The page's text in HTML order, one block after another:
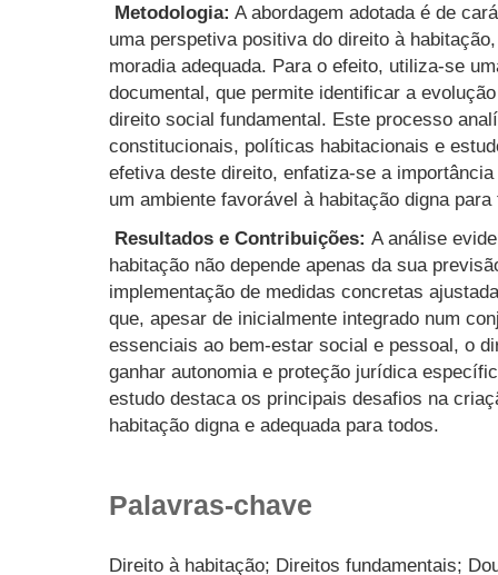
Metodologia: A abordagem adotada é de
uma perspetiva positiva do direito à
moradia adequada. Para o efeito, utiliza-se
documental, que permite identificar a
direito social fundamental. Este processo
constitucionais, políticas habitacionais e
efetiva deste direito, enfatiza-se a
um ambiente favorável à habitação digna para
Resultados e Contribuições: A análise
habitação não depende apenas da sua
implementação de medidas concretas
que, apesar de inicialmente integrado num
essenciais ao bem-estar social e pessoal, o
ganhar autonomia e proteção jurídica
estudo destaca os principais desafios na
habitação digna e adequada para todos.
Palavras-chave
Direito à habitação; Direitos fundamentais;